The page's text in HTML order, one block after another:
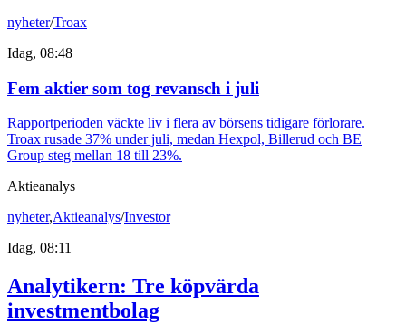
nyheter/Troax
Idag, 08:48
Fem aktier som tog revansch i juli
Rapportperioden väckte liv i flera av börsens tidigare förlorare.
Troax rusade 37% under juli, medan Hexpol, Billerud och BE
Group steg mellan 18 till 23%.
Aktieanalys
nyheter,Aktieanalys/Investor
Idag, 08:11
Analytikern: Tre köpvärda
investmentbolag